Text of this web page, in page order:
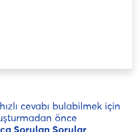
cevabı bulabilmek için
önce